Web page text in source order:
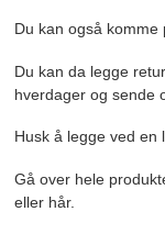
Du kan også
Du kan da legge
hverdager og sende
Husk å legge ved en
Gå over hele
eller hår.